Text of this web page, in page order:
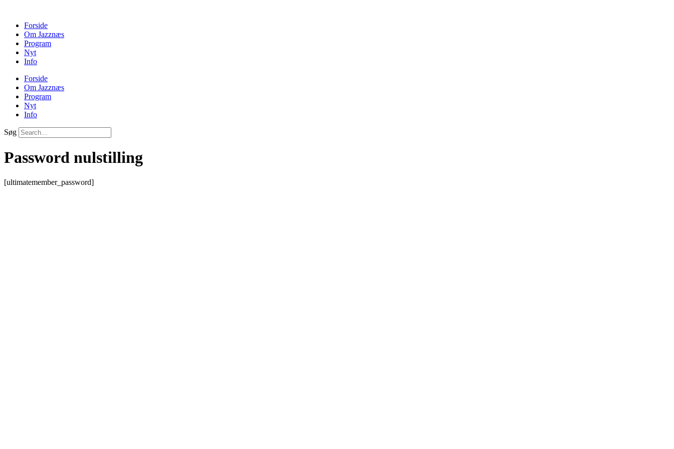
Forside
Om Jazznæs
Program
Nyt
Info
Forside
Om Jazznæs
Program
Nyt
Info
Søg
Password nulstilling
[ultimatemember_password]